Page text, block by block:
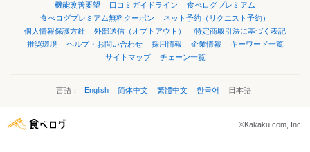
機能改善要望
口コミガイドライン
食べログプレミアム
食べログプレミアム無料クーポン
ネット予約（リクエスト予約）
個人情報保護方針
外部送信（オプトアウト）
特定商取引法に基づく表記
推奨環境
ヘルプ・お問い合わせ 採用情報 企業情報
キーワード一覧
サイトマップ
チェーン一覧
言語： English 简体中文 繁體中文 한국어 日本語
©Kakaku.com, Inc.